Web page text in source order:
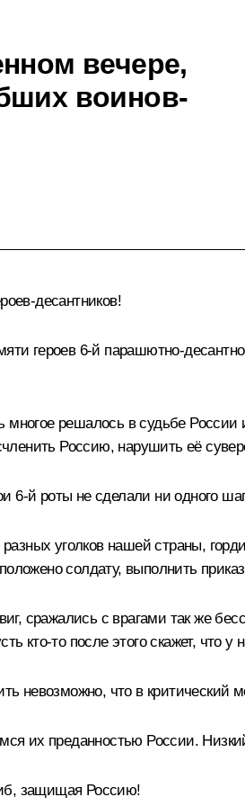
вечере,
воинов-
десантников!
героев 6-й парашютно-
многое решалось в судьбе
Россию, нарушить её
6-й роты не сделали ни одного
уголков нашей страны,
солдату, выполнить
сражались с врагами так же
кто‑то после этого скажет, что
невозможно, что в критический
их преданностью России.
защищая Россию!